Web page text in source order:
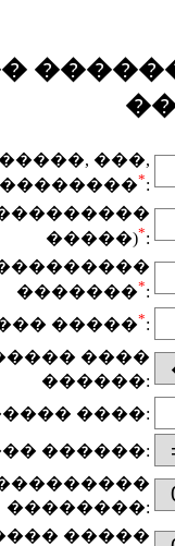
���,
��������*:
�����)*:
�������*:
�����*:
����
������:
����:
������:
��������:
�����